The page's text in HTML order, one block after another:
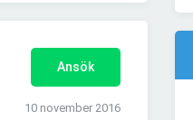
Ansök
10 november 2016